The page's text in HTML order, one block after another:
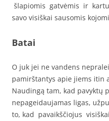
šlapiomis gatvėmis ir
savo visiškai sausomis
Batai
O juk jei ne vandens
pamirštantys apie jiems itin
Naudingą tam, kad pavyktų
nepageidaujamas ligas,
to, kad pavaikščiojus